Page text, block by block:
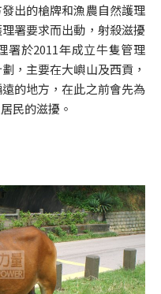
出的槍牌和漁農自然護理
署要求而出動，射殺滋擾
署於2011年成立牛隻管理
，主要在大嶼山及西貢，
的地方，在此之前會先為
民的滋擾。